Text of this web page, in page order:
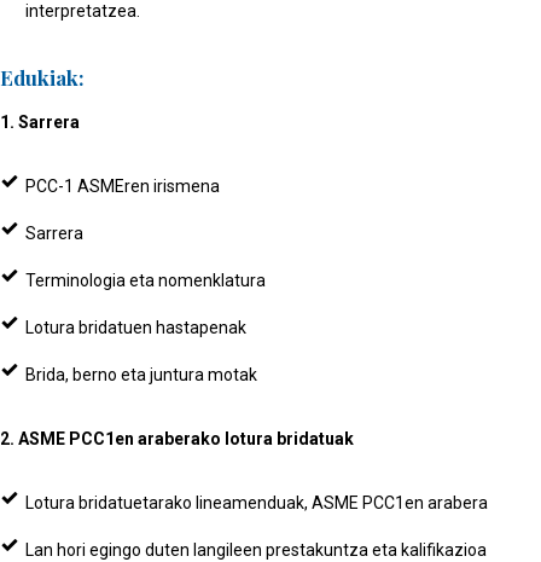
interpretatzea.
Edukiak:
1. Sarrera
PCC-1 ASMEren irismena
Sarrera
Terminologia eta nomenklatura
Lotura bridatuen hastapenak
Brida, berno eta juntura motak
2. ASME PCC1en araberako lotura bridatuak
Lotura bridatuetarako lineamenduak, ASME PCC1en arabera
Lan hori egingo duten langileen prestakuntza eta kalifikazioa